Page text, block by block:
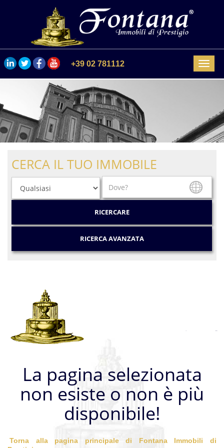
+39 02 781112 Menu
CERCA IL TUO IMMOBILE
RICERCARE
RICERCA AVANZATA
La pagina selezionata
non esiste o non è più
disponibile!
Torna alla pagina principale di Fontana Immobili di